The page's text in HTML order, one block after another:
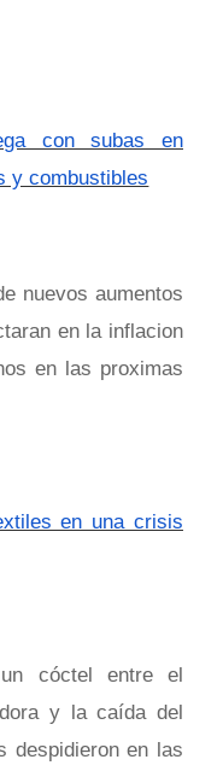
con subas en
y combustibles
nuevos aumentos
en la inflacion
en las proximas
en una crisis
cóctel entre el
y la caída del
despidieron en las